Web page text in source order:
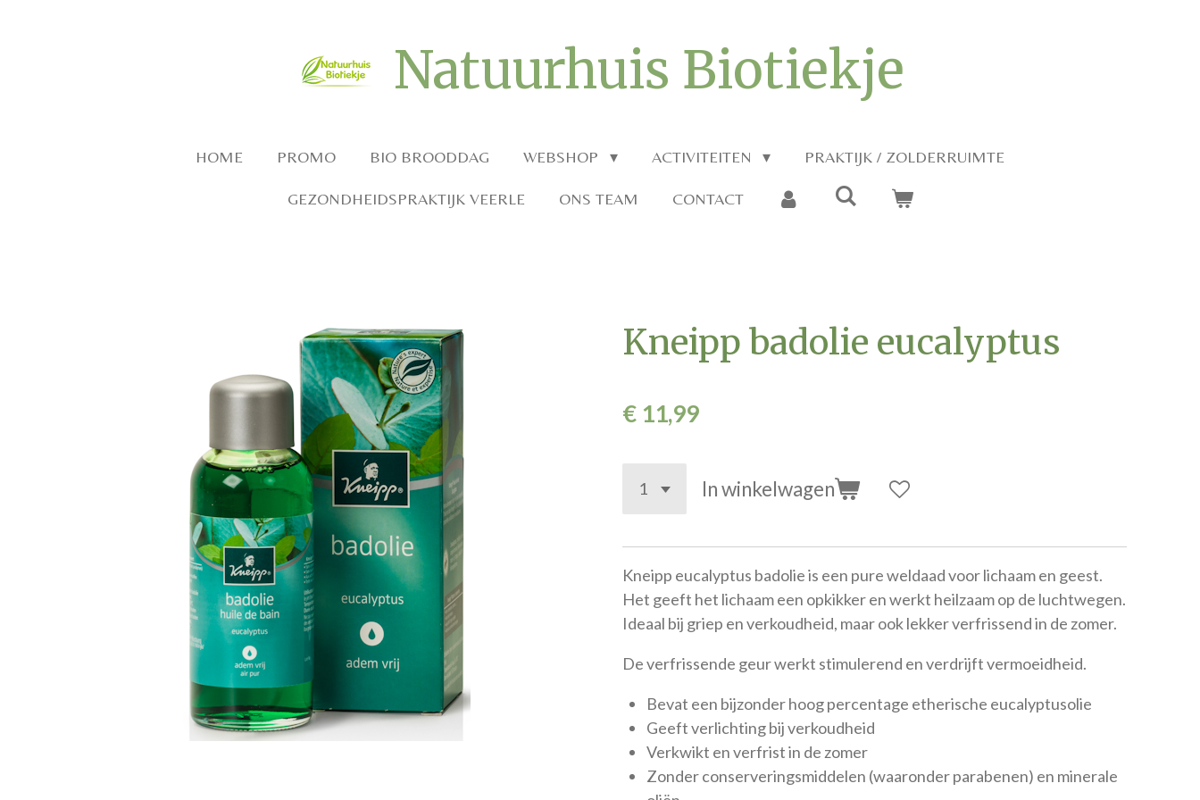
Natuurhuis Biotiekje
HOME PROMO BIO BROODDAG WEBSHOP ACTIVITEITEN PRAKTIJK / ZOLDERRUIMTE
GEZONDHEIDSPRAKTIJK VEERLE ONS TEAM CONTACT
Kneipp badolie eucalyptus
€ 11,99
In winkelwagen
Kneipp eucalyptus badolie is een pure weldaad voor lichaam en geest.
Het geeft het lichaam een opkikker en werkt heilzaam op de luchtwegen.
Ideaal bij griep en verkoudheid, maar ook lekker verfrissend in de zomer.
De verfrissende geur werkt stimulerend en verdrijft vermoeidheid.
Bevat een bijzonder hoog percentage etherische eucalyptusolie
Geeft verlichting bij verkoudheid
Verkwikt en verfrist in de zomer
Zonder conserveringsmiddelen (waaronder parabenen) en minerale